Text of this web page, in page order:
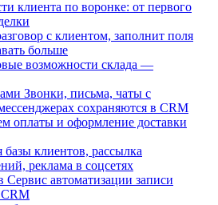
клиента по воронке: от первого
с клиентом, заполнит поля
больше
возможности склада —
Звонки, письма, чаты с
сохраняются в CRM
оплаты и оформление доставки
базы клиентов, рассылка
реклама в соцсетях
Сервис автоматизации записи